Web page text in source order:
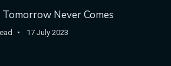
Tomorrow Never Comes
17 July 2023